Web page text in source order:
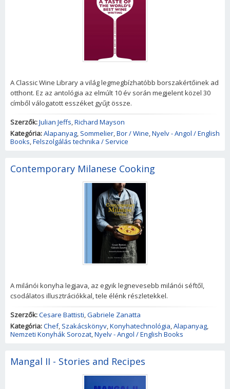
A Classic Wine Library a világ legmegbízhatóbb borszakértőinek ad
otthont. Ez az antológia az elmúlt 10 év során megjelent közel 30
címből válogatott esszéket gyűjt össze.
Szerzők:Julian Jeffs,Richard Mayson
Kategória:Alapanyag, Sommelier,Bor / Wine,Nyelv - Angol / English
Books,Felszolgálás technika / Service
Contemporary Milanese Cooking
A milánói konyha legjava, az egyik legnevesebb milánói séftől,
csodálatos illusztrációkkal, tele élénk részletekkel.
Szerzők:Cesare Battisti,Gabriele Zanatta
Kategória:Chef, Szakácskönyv,Konyhatechnológia,Alapanyag,
Nemzeti Konyhák Sorozat,Nyelv - Angol / English Books
Mangal II - Stories and Recipes